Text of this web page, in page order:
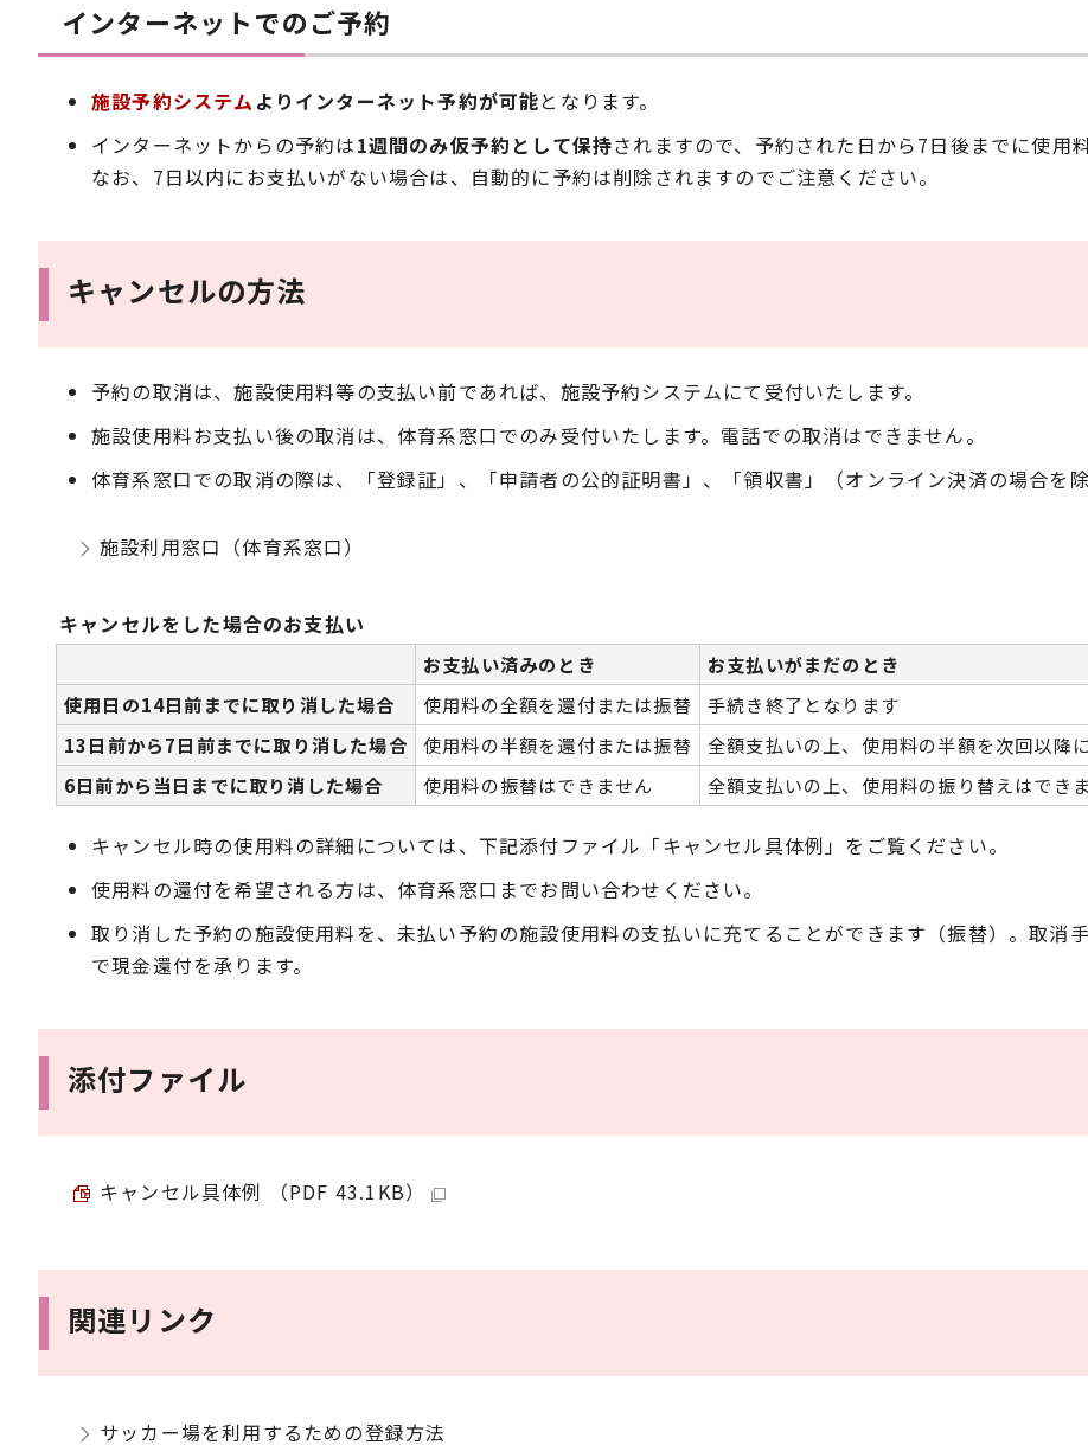
インターネットでのご予約
施設予約システム よりインターネット予約が可能となります。
インターネットからの予約は1週間のみ仮予約として保持されますので、予約された日から7日後までに使用
なお、7日以内にお支払いがない場合は、自動的に予約は削除されますのでご注意ください。
キャンセルの方法
予約の取消は、施設使用料等の支払い前であれば、施設予約システムにて受付いたします。
施設使用料お支払い後の取消は、体育系窓口でのみ受付いたします。電話での取消はできません。
体育系窓口での取消の際は、「登録証」、「申請者の公的証明書」、「領収書」（オンライン決済の場合を
施設利用窓口（体育系窓口）
キャンセルをした場合のお支払い
お支払い済みのとき
お支払いがまだのとき
使用日の14日前までに取り消した場合
使用料の全額を還付または振替
手続き終了となります
13日前から7日前までに取り消した場合
使用料の半額を還付または振替
全額支払いの上、使用料の半額を次回以降
6日前から当日までに取り消した場合
使用料の振替はできません 全額支払いの上、使用料の振り替えはでき
キャンセル時の使用料の詳細については、下記添付ファイル「キャンセル具体例」をご覧ください。
使用料の還付を希望される方は、体育系窓口までお問い合わせください。
取り消した予約の施設使用料を、未払い予約の施設使用料の支払いに充てることができます（振替）。取消
で現金還付を承ります。
添付ファイル
キャンセル具体例 （PDF 43.1KB）
関連リンク
サッカー場を利用するための登録方法